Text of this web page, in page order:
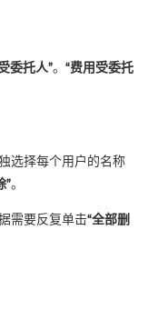
委托人”。 “费用受委托
选择每个用户的名称
”。
需要反复单击“全部删